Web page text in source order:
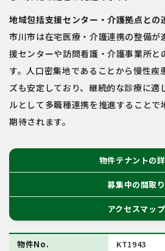
地域包括支援センター・介護拠点との
市川市は在宅医療・介護連携の整備が
援センターや訪問看護・介護事業所と
す。人口密集地であることから慢性疾
ズも安定しており、継続的な診療に適
ルとして多職種連携を推進すること
期待されます。
物件テナントの
募集中の間取り
アクセスマップ
物件No.
KT1943